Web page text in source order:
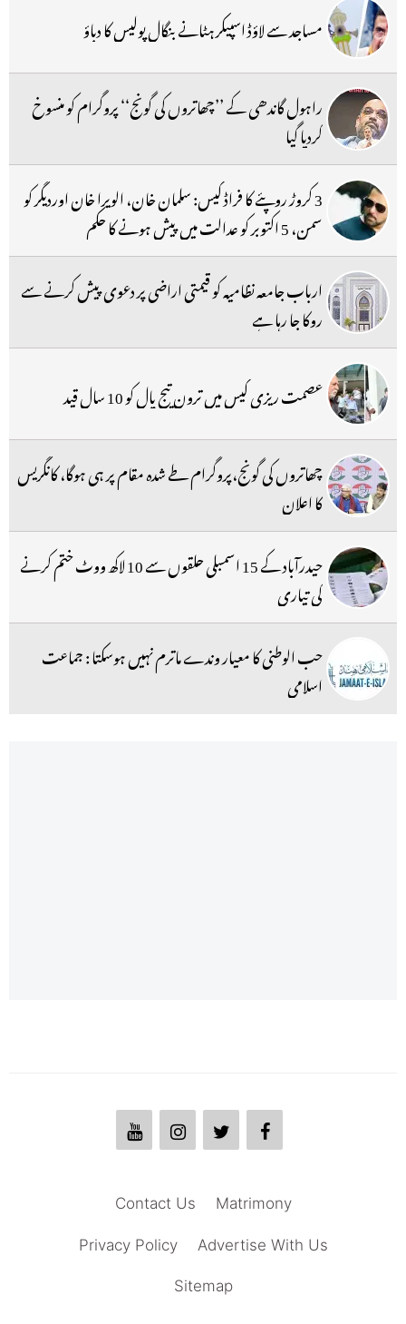
مساجد سے لاؤڈ اسپیکر ہٹانے بنگال پولیس کا دباؤ
راہول گاندھی کے ’’چھاتروں کی گونج‘‘ پروگرام کو منسوخ
کردیا گیا
3 کروڑ روپئے کا فراڈ کیس: سلمان خان، الویرا خان اوردیگر کو
سمن، 5 اکتوبر کو عدالت میں پیش ہونے کا حکم
ارباب جامعہ نظامیہ کو قیمتی اراضی پر دعوی پیش کرنے سے
روکا جا رہا ہے
عصمت ریزی کیس میں ترون تیج پال کو 10 سال قید
چھاتروں کی گونج،پروگرام طے شدہ مقام پر ہی ہوگا، کانگریس
کا اعلان
حیدرآباد کے 15 اسمبلی حلقوں سے 10 لاکھ ووٹ ختم کرنے
کی تیاری
حب الوطنی کا معیار وندے ماترم نہیں ہوسکتا : جماعت
اسلامی
Matrimony
Contact Us
Advertise With Us
Privacy Policy
Sitemap